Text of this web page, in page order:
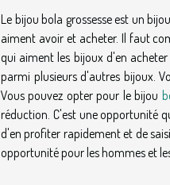
Le bijou bola grossesse est un
aiment avoir et acheter. Il faut
qui aiment les bijoux d'en
parmi plusieurs d'autres bijoux.
Vous pouvez opter pour le bijou
réduction. C'est une opportunité
d'en profiter rapidement et de
opportunité pour les hommes et